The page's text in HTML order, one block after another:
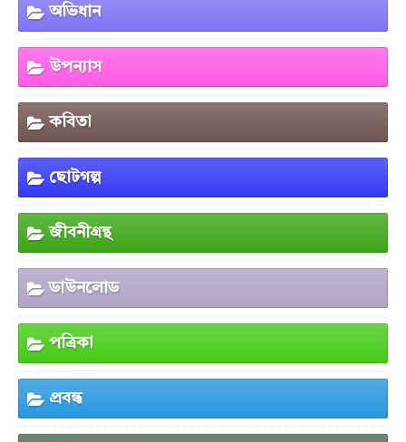
অভিধান
উপন্যাস
কবিতা
ছোটগল্প
জীবনীগ্রন্থ
ডাউনলোড
পত্রিকা
প্রবন্ধ